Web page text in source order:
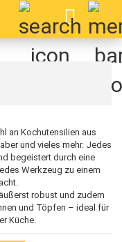
an Kochutensilien aus
und vieles mehr. Jedes
begeistert durch eine
Werkzeug zu einem
robust und zudem
und Töpfen – ideal für
Küche.